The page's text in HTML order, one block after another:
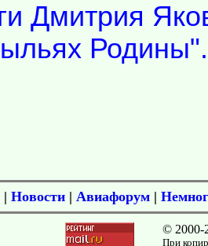
Дмитрия
| Новости | Авиафорум |
© 2000-
При